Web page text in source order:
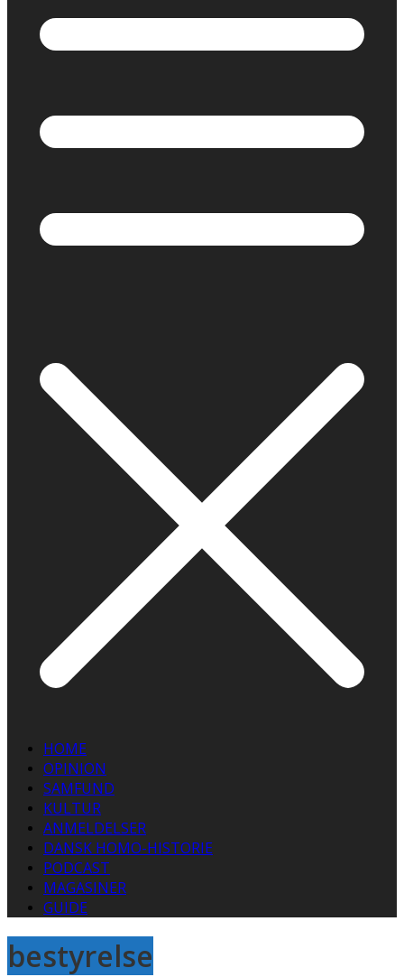
HOME
OPINION
SAMFUND
KULTUR
ANMELDELSER
DANSK HOMO-HISTORIE
PODCAST
MAGASINER
GUIDE
bestyrelse